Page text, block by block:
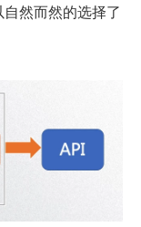
然而然的选择了